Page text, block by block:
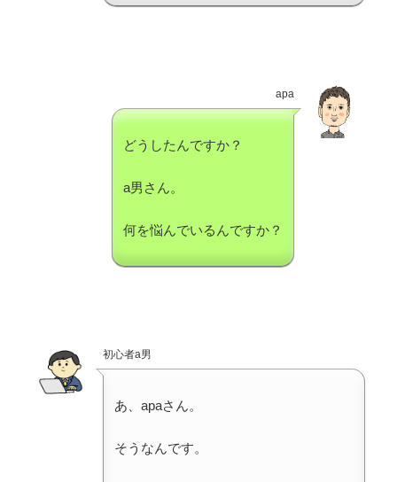
apa
どうしたんですか？
a男さん。
何を悩んでいるんですか？
初心者a男
あ、apaさん。
そうなんです。